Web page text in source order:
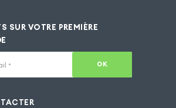
SUR VOTRE PREMIÈRE
* OK